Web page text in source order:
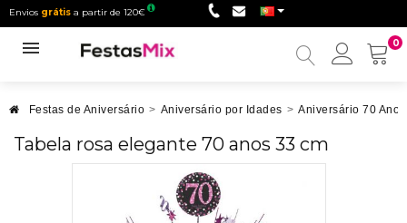
Envios grátis a partir de 120€
0
Minha
Festas de Aniversário > Aniversário por Idades > Aniversário 70 Anos
Tabela rosa elegante 70 anos 33 cm